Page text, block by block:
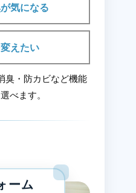
気になる
えたい
臭・防カビなど機能
べます。
ーム